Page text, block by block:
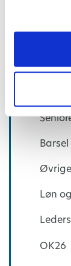
Ferier
Barsel
Løn
OK26